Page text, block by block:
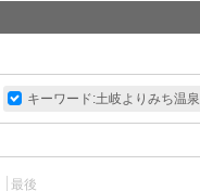
キーワード:土岐よりみち温泉
最後